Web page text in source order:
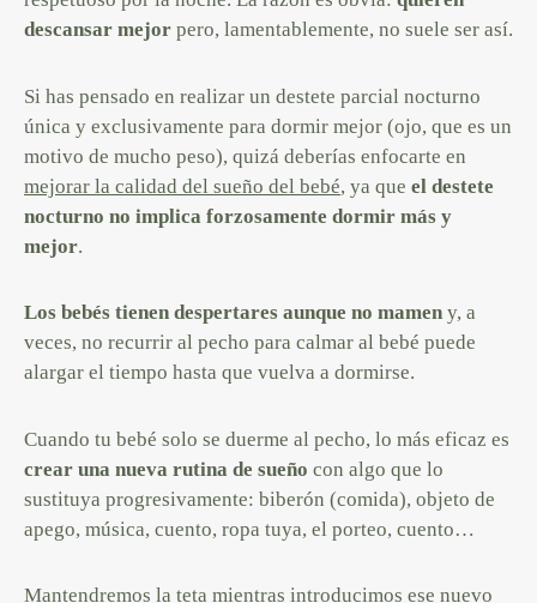
descansar mejor pero, lamentablemente, no suele ser así.
Si has pensado en realizar un destete parcial nocturno
única y exclusivamente para dormir mejor (ojo, que es un
motivo de mucho peso), quizá deberías enfocarte en
mejorar la calidad del sueño del bebé, ya que el destete
nocturno no implica forzosamente dormir más y
mejor.
Los bebés tienen despertares aunque no mamen y, a
veces, no recurrir al pecho para calmar al bebé puede
alargar el tiempo hasta que vuelva a dormirse.
Cuando tu bebé solo se duerme al pecho, lo más eficaz es
crear una nueva rutina de sueño con algo que lo
sustituya progresivamente: biberón (comida), objeto de
apego, música, cuento, ropa tuya, el porteo, cuento…
Mantendremos la teta mientras introducimos ese nuevo